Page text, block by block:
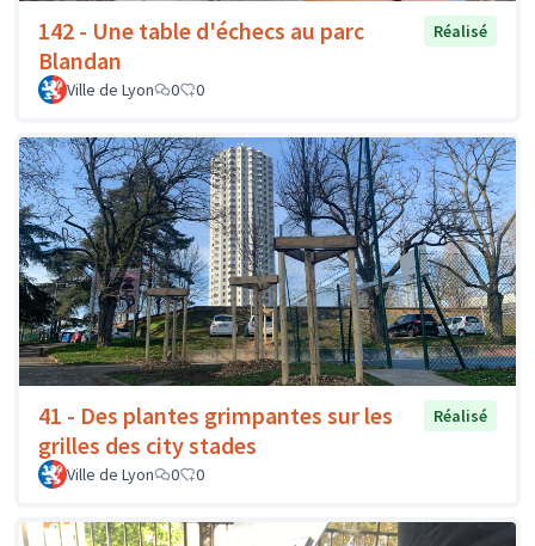
142 - Une table d'échecs au parc
Blandan
Réalisé
Ville de Lyon 0 0
41 - Des plantes grimpantes sur les
grilles des city stades
Réalisé
Ville de Lyon 0 0